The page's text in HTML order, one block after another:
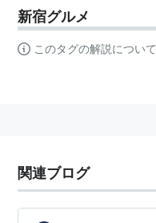
新宿グルメ
このタグの解説について
関連ブログ